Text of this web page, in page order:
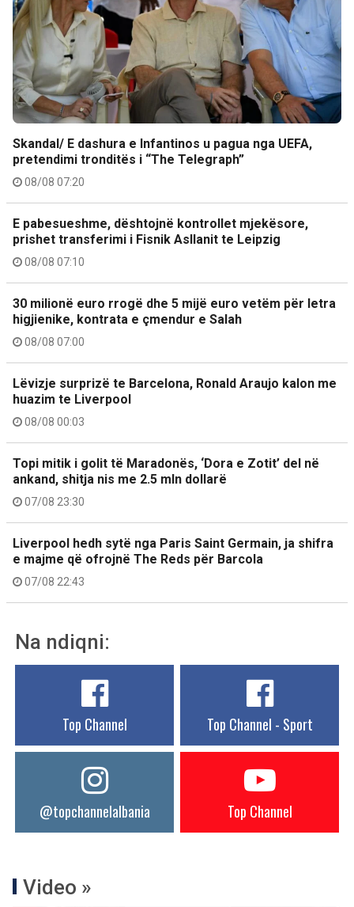
Skandal/ E dashura e Infantinos u pagua nga UEFA,
pretendimi tronditës i “The Telegraph”
08/08 07:20
E pabesueshme, dështojnë kontrollet mjekësore,
prishet transferimi i Fisnik Asllanit te Leipzig
08/08 07:10
30 milionë euro rrogë dhe 5 mijë euro vetëm për letra
higjienike, kontrata e çmendur e Salah
08/08 07:00
Lëvizje surprizë te Barcelona, Ronald Araujo kalon me
huazim te Liverpool
08/08 00:03
Topi mitik i golit të Maradonës, ‘Dora e Zotit’ del në
ankand, shitja nis me 2.5 mln dollarë
07/08 23:30
Liverpool hedh sytë nga Paris Saint Germain, ja shifra
e majme që ofrojnë The Reds për Barcola
07/08 22:43
Na ndiqni:
Top Channel Top Channel - Sport
@topchannelalbania Top Channel
Video »